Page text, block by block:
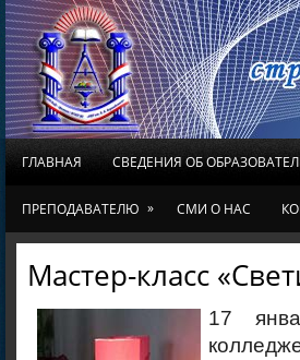
ГЛАВНАЯ СВЕДЕНИЯ ОБ
ПРЕПОДАВАТЕЛЮ » СМИ О НАС
Мастер-класс
17